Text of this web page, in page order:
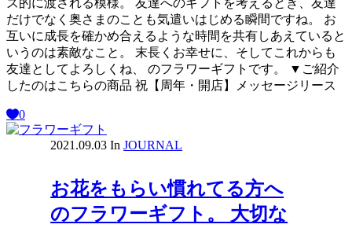
ズ的に渡される模様。 友達へのギフトを考えるとき、友達
だけでなく奥さまのことも気遣いはじめる瞬間ですね。 お
互いに成長を確かめ合えるような時間を共有しあえていると
いうのは素敵なこと。 末長くお幸せに、そしてこれからも
友達としてよろしくね、 のフラワーギフトです。 ▼ご紹介
したのはこちらの商品 祝【周年・開店】メッセージリース
0
2021.09.03 In JOURNAL
お花をもらい慣れてる方へ
のフラワーギフト。 大切な